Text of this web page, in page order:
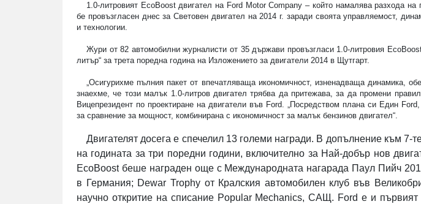
1.0-литровият EcoBoostдвигател на Ford Motor Company – който намалява разхода
бе провъзгласен днес за Световен двигател на 2014 г. заради своята управляемост,
и технологии.
Жури от 82 автомобилни журналисти от 35 държави провъзгласи 1.0-литровия
литър“ за трета поредна година на Изложението за двигатели 2014 в Щутгарт.
„Осигурихме пълния пакет от впечатляваща икономичност, изненадваща динамика,
знаехме, че този малък 1.0-литров двигател трябва да притежава, за да промени
Вицепрезидент по проектиране на двигатели във Ford.„Посредством плана си Един Ford,
за сравнение за мощност, комбинирана с икономичност за малък бензинов двигател“.
Двигателят досега е спечелил 13 големи награди. В допълнение към 7-
на годината за три поредни години, включително за Най-добър нов
EcoBoost беше награден още с Международната нагарада Паул Пийч
в Германия; Dewar Trophyот Кралския автомобилен клуб във
научно откритие на списание Popular Mechanics, САЩ. Ford е и първият